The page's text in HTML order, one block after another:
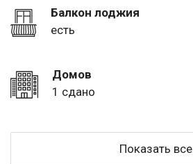
Балкон лоджия
есть
Домов
1 сдано
Показать все